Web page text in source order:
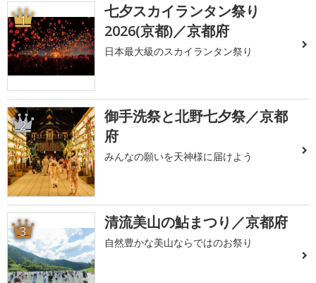
1
七夕スカイランタン祭り
2026(京都)／京都府
日本最大級のスカイランタン祭り
2
御手洗祭と北野七夕祭／京都
府
みんなの願いを天神様に届けよう
3 清流美山の鮎まつり／京都府
自然豊かな美山ならではのお祭り